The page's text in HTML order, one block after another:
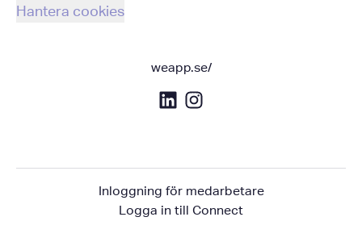
Hantera cookies
weapp.se/
Inloggning för medarbetare
Logga in till Connect